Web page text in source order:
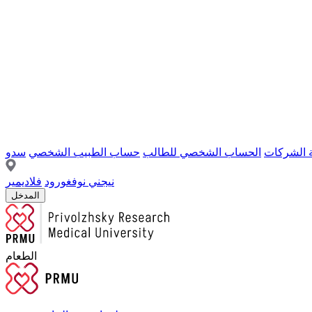
الشركات الحساب الشخصي للطالب حساب الطبيب الشخصي سدو
نيجني نوفغورود فلاديمير
المدخل
الطعام